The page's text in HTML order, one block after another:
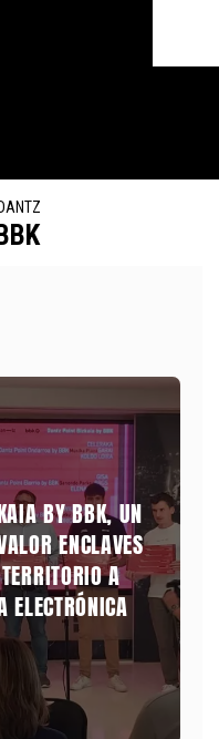
DANTZ
BY BBK, UN
ENCLAVES
A
ELECTRÓNICA